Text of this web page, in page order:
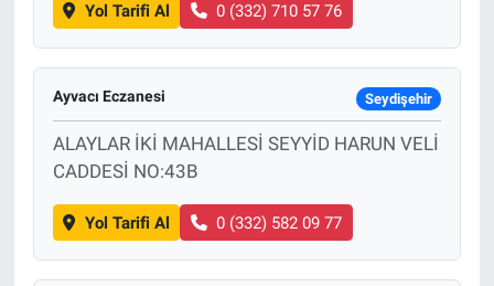
Yol Tarifi Al 0 (332) 710 57 76
Ayvacı Eczanesi Seydişehir
ALAYLAR İKİ MAHALLESİ SEYYİD HARUN VELİ
CADDESİ NO:43B
Yol Tarifi Al 0 (332) 582 09 77